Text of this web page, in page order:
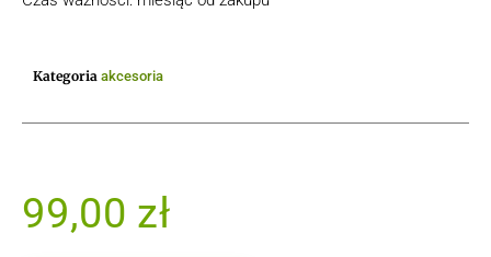
Kategoria akcesoria
99,00 zł